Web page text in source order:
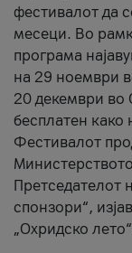
фестивалот да
месеци. Во
програма
на 29 ноември
20 декември во
бесплатен како
Фестивалот
Претседателот
спонзори“,
„Охридско